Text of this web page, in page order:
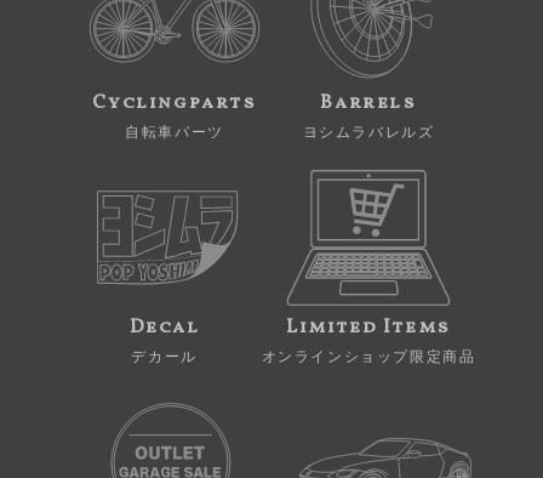
Cyclingparts
自転車パーツ
Barrels
ヨシムラバレルズ
Decal
デカール
Limited Items
オンラインショップ限定商品